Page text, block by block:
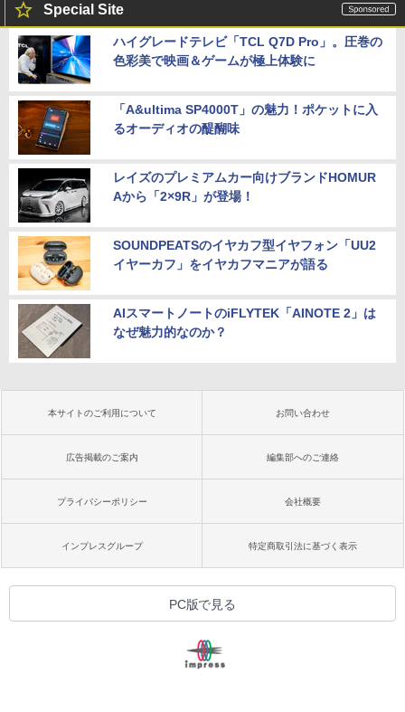
Special Site
ハイグレードテレビ「TCL Q7D Pro」。圧巻の
色彩美で映画＆ゲームが極上体験に
「A&ultima SP4000T」の魅力！ポケットに入
るオーディオの醍醐味
レイズのプレミアムカー向けブランドHOMUR
Aから「2×9R」が登場！
SOUNDPEATSのイヤカフ型イヤフォン「UU2
イヤーカフ」をイヤカフマニアが語る
AIスマートノートのiFLYTEK「AINOTE 2」は
なぜ魅力的なのか？
本サイトのご利用について お問い合わせ
広告掲載のご案内 編集部へのご連絡
プライバシーポリシー 会社概要
インプレスグループ 特定商取引法に基づく表示
PC版で見る